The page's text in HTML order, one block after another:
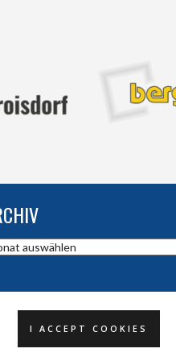
I ACCEPT COOKIES